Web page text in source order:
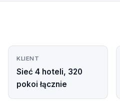
KLIENT
Sieć 4 hoteli, 320
pokoi łącznie